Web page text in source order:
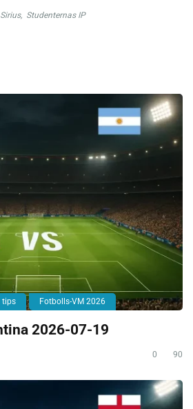
Sirius, Studenternas IP
tips Fotbolls-VM 2026
2026-07-19
0 90